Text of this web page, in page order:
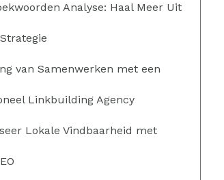
Analyse: Haal Meer Uit
van Samenwerken met een
Linkbuilding Agency
Lokale Vindbaarheid met